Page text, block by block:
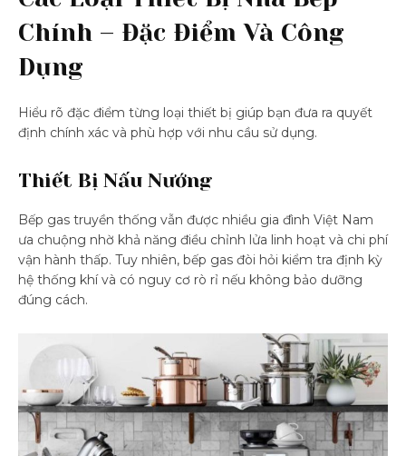
Chính – Đặc Điểm Và Công
Dụng
Hiểu rõ đặc điểm từng loại thiết bị giúp bạn đưa ra quyết
định chính xác và phù hợp với nhu cầu sử dụng.
Thiết Bị Nấu Nướng
Bếp gas truyền thống vẫn được nhiều gia đình Việt Nam
ưa chuộng nhờ khả năng điều chỉnh lửa linh hoạt và chi phí
vận hành thấp. Tuy nhiên, bếp gas đòi hỏi kiểm tra định kỳ
hệ thống khí và có nguy cơ rò rỉ nếu không bảo dưỡng
đúng cách.